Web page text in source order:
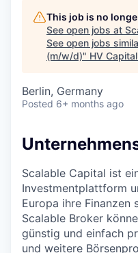
This job is no
See open jobs at
See open jobs
(m/w/d)" HV Capital
Berlin, Germany
Posted 6+ months ago
Scalable Capital ist
Investmentplattform
Europa ihre Finanzen
Scalable Broker
günstig und einfach
und weitere